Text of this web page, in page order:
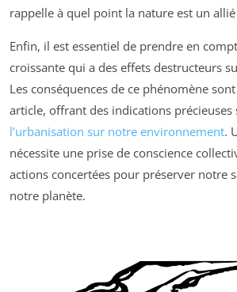
rappelle à quel point la nature est un
Enfin, il est essentiel de prendre en
croissante qui a des effets destructeurs
Les conséquences de ce phénomène
article, offrant des indications précieuses
l’urbanisation sur notre environnement.
nécessite une prise de conscience
actions concertées pour préserver notre
notre planète.